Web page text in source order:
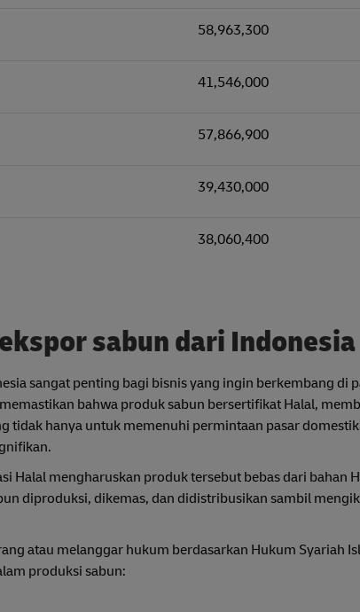
58,963,300
41,546,000
57,866,900
39,430,000
38,060,400
sabun dari Indonesia
sangat penting bagi bisnis yang ingin berkembang di
bahwa produk sabun bersertifikat Halal,
tidak hanya untuk memenuhi permintaan pasar
Halal mengharuskan produk tersebut bebas dari bahan
diproduksi, dikemas, dan didistribusikan sambil
atau melanggar hukum berdasarkan Hukum Syariah
produksi sabun: